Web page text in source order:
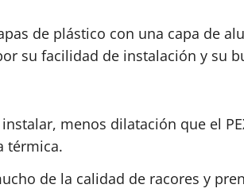
de plástico con una capa de
su facilidad de instalación y su
menos dilatación que el
térmica.
de la calidad de racores y